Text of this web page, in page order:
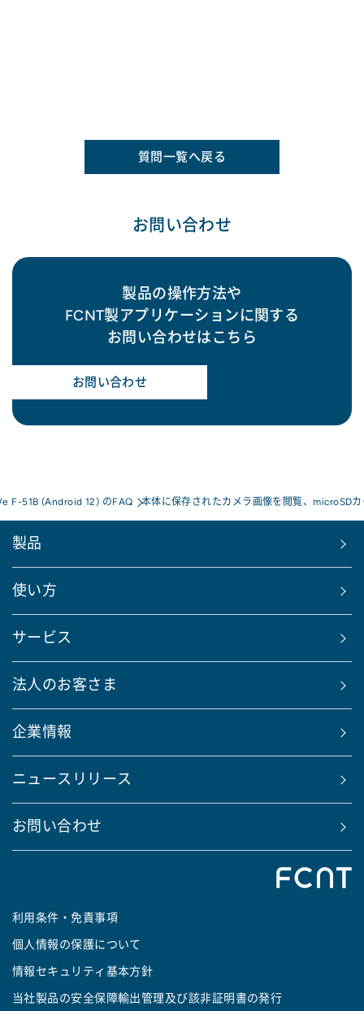
質問一覧へ戻る
お問い合わせ
製品の操作方法や
FCNT製アプリケーションに関する
お問い合わせはこちら
お問い合わせ
F-51B (Android 12) のFAQ 本体に保存されたカメラ画像を閲覧、microSD
製品
使い方
サービス
法人のお客さま
企業情報
ニュースリリース
お問い合わせ
利用条件・免責事項
個人情報の保護について
情報セキュリティ基本方針
当社製品の安全保障輸出管理及び該非証明書の発行